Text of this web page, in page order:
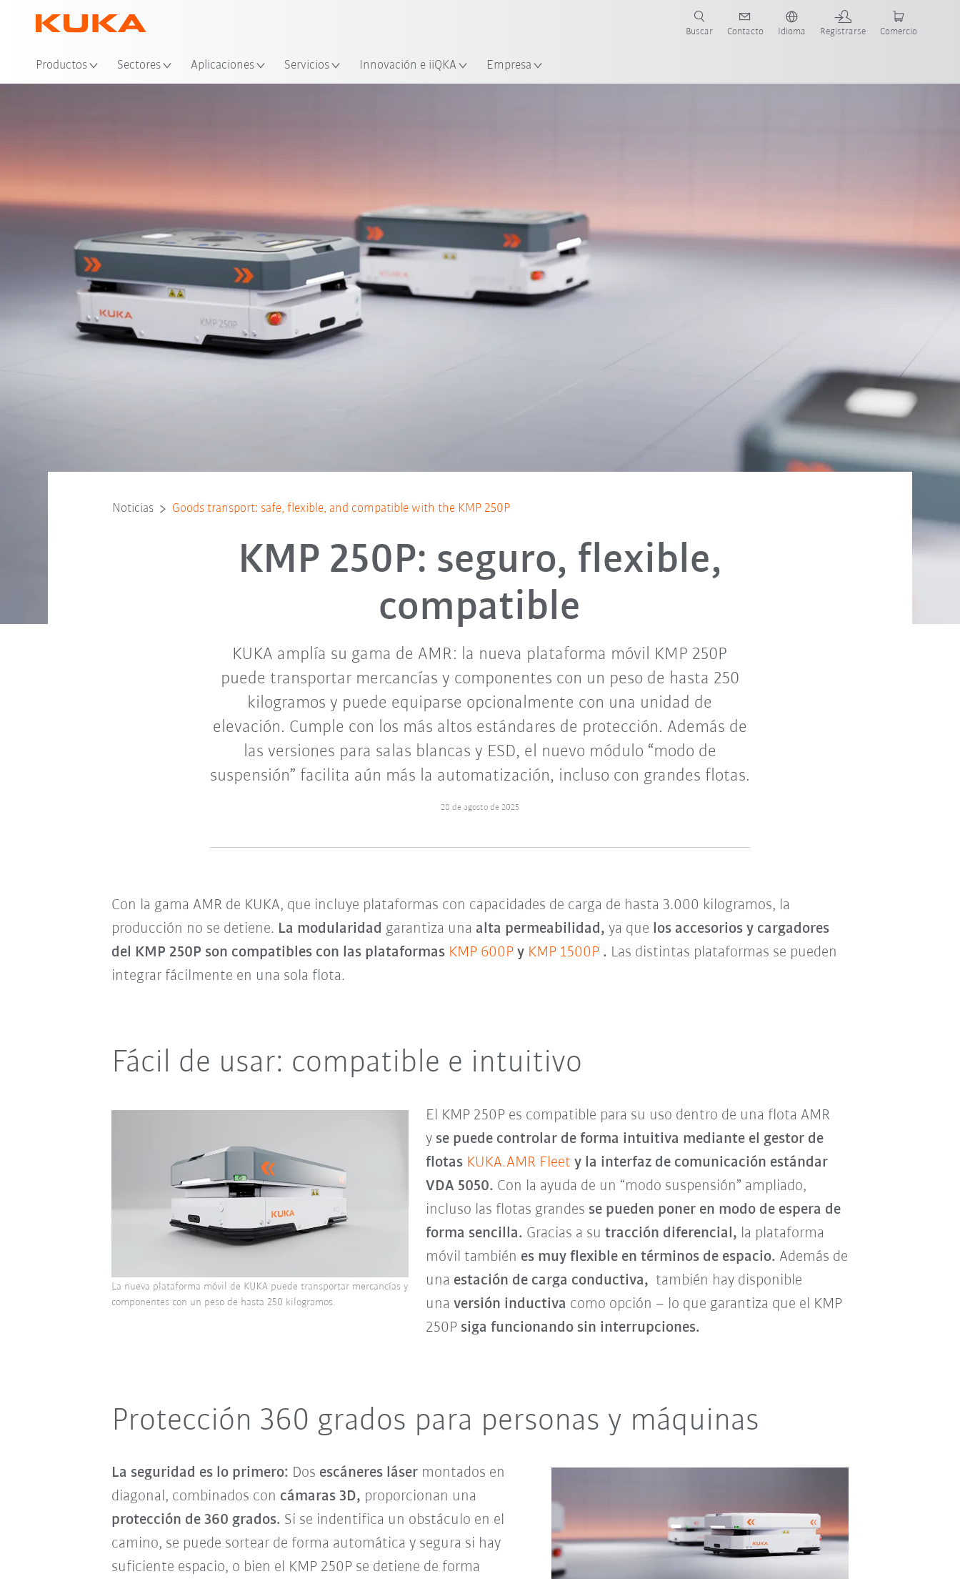
Productos Sectores Aplicaciones Servicios Innovación e iiQKA Empresa
Buscar Contacto Idioma Registrarse Comercio
Noticias Goods transport: safe, flexible, and compatible with the KMP 250P
KMP 250P: seguro, flexible,
compatible
KUKA amplía su gama de AMR: la nueva plataforma móvil KMP 250P
puede transportar mercancías y componentes con un peso de hasta 250
kilogramos y puede equiparse opcionalmente con una unidad de
elevación. Cumple con los más altos estándares de protección. Además de
las versiones para salas blancas y ESD, el nuevo módulo “modo de
suspensión” facilita aún más la automatización, incluso con grandes flotas.
28 de agosto de 2025
Con la gama AMR de KUKA, que incluye plataformas con capacidades de carga de hasta 3.000 kilogramos, la
producción no se detiene. La modularidad garantiza una alta permeabilidad, ya que los accesorios y cargadores
del KMP 250P son compatibles con las plataformas KMP 600Py KMP 1500P . Las distintas plataformas se pueden
integrar fácilmente en una sola flota.
Fácil de usar: compatible e intuitivo
El KMP 250P es compatible para su uso dentro de una flota AMR
y se puede controlar de forma intuitiva mediante el gestor de
flotas KUKA.AMR Fleet y la interfaz de comunicación estándar
VDA 5050. Con la ayuda de un “modo suspensión” ampliado,
incluso las flotas grandes se pueden poner en modo de espera de
forma sencilla. Gracias a su tracción diferencial, la plataforma
móvil también es muy flexible en términos de espacio. Además de
una estación de carga conductiva, también hay disponible
una versión inductiva como opción – lo que garantiza que el KMP
250P siga funcionando sin interrupciones.
La nueva plataforma móvil de KUKA puede transportar mercancías y
componentes con un peso de hasta 250 kilogramos.
Protección 360 grados para personas y máquinas
La seguridad es lo primero: Dos escáneres láser montados en
diagonal, combinados con cámaras 3D, proporcionan una
protección de 360 grados. Si se indentifica un obstáculo en el
camino, se puede sortear de forma automática y segura si hay
suficiente espacio, o bien el KMP 250P se detiene de forma